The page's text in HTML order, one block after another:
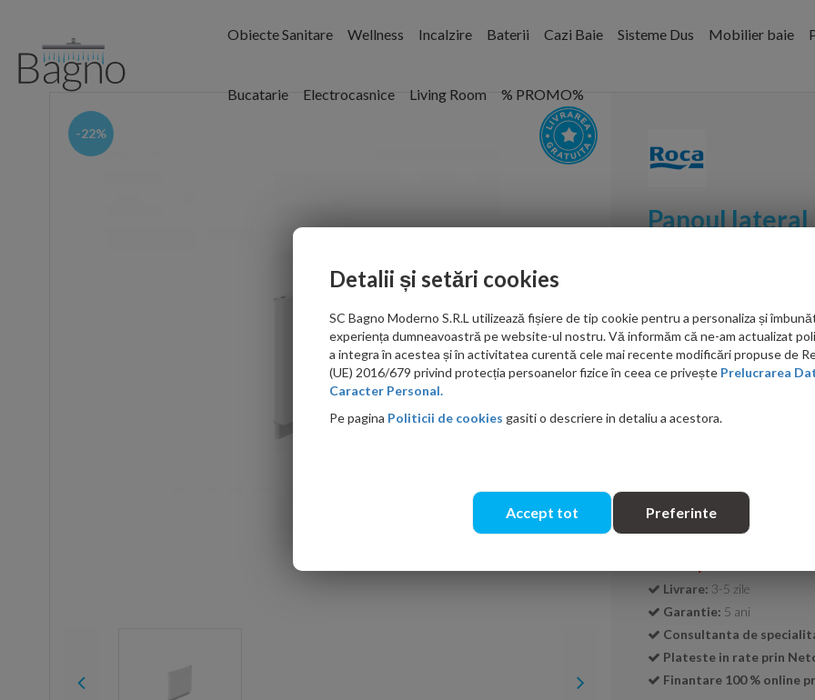
Obiecte Sanitare Wellness Incalzire Baterii Cazi Baie Sisteme Dus Mobilier baie
Bucatarie Electrocasnice Living Room % PROMO%
-22%
Panoul lateral
PRP: 2,365.00 RON
1,850.00 RON
Livrare: 3-5 zile
Garantie: 5 ani
Consultanta de
Plateste in rate prin
Finantare 100 % online
Detalii și setări cookies
SC Bagno Moderno S.R.L utilizează fișiere de tip cookie pentru a personaliza și
experiența dumneavoastră pe website-ul nostru. Vă informăm că ne-am actualizat
a integra în acestea și în activitatea curentă cele mai recente modificări propuse de
(UE) 2016/679 privind protecția persoanelor fizice în ceea ce privește Prelucrarea
Caracter Personal.
Pe pagina Politicii de cookies gasiti o descriere in detaliu a acestora.
Accept tot Preferinte